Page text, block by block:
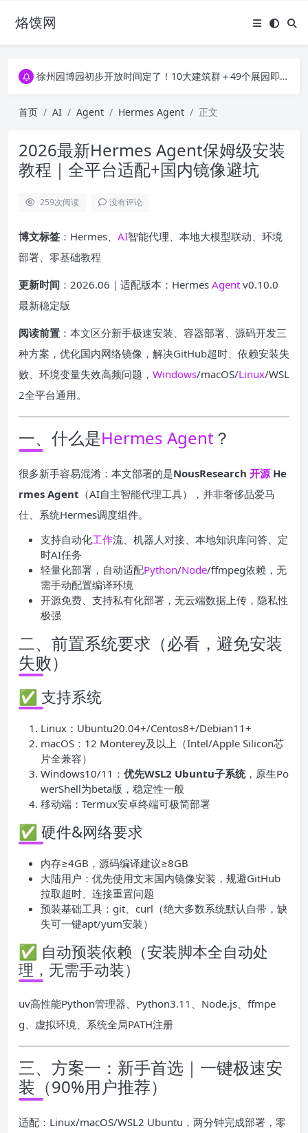
烙馍网16796个OpenClaw Skills合集下载｜总2.7G，压缩后仅738M，覆盖全场景技能
徐州园博园初步开放时间定了！10大建筑群＋49个展园即将亮相！
徐州园博园初步开放时间定了！10大建筑群＋49个展园即将亮相！
首页 AI Agent Hermes Agent 正文
2026最新Hermes Agent保姆级安装
教程｜全平台适配+国内镜像避坑
259次阅读 没有评论
博文标签 ：Hermes、 AI智能代理、本地大模型联动、环境
部署、零基础教程
更新时间 ：2026.06｜适配版本：Hermes Agent v0.10.0
最新稳定版
阅读前置 ：本文区分新手极速安装、容器部署、源码开发三
种方案，优化国内网络镜像，解决GitHub超时、依赖安装失
败、环境变量失效高频问题， Windows/macOS/Linux/WSL
2全平台通用。
一、什么是Hermes Agent？
很多新手容易混淆：本文部署的是NousResearch 开源He
rmes Agent （AI自主智能代理工具），并非奢侈品爱马
仕、系统Hermes调度组件。
支持自动化工作流、机器人对接、本地知识库问答、定
时AI任务
轻量化部署，自动适配Python/Node/ffmpeg依赖，无
需手动配置编译环境
开源免费、支持私有化部署，无云端数据上传，隐私性
极强
二、前置系统要求（必看，避免安装
失败）
✅ 支持系统
Linux：Ubuntu20.04+/Centos8+/Debian11+
macOS：12 Monterey及以上（Intel/Apple Silicon芯
片全兼容）
Windows10/11： 优先WSL2 Ubuntu子系统，原生Po
werShell为beta版，稳定性一般
移动端：Termux安卓终端可极简部署
✅ 硬件&网络要求
内存≥4GB，源码编译建议≥8GB
大陆用户：优先使用文末国内镜像安装，规避GitHub
拉取超时、连接重置问题
预装基础工具：git、curl（绝大多数系统默认自带，缺
失可一键apt/yum安装）
✅ 自动预装依赖（安装脚本全自动处
理，无需手动装）
uv高性能Python管理器、Python3.11、Node.js、ffmpe
g、虚拟环境、系统全局PATH注册
三、方案一：新手首选｜一键极速安
装（90%用户推荐）
适配：Linux/macOS/WSL2 Ubuntu，两分钟完成部署，零